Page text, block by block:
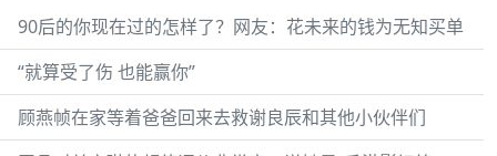
90后的你现在过的怎样了？网友：花未来的钱为无知买单
“就算受了伤 也能赢你”
顾燕帧在家等着爸爸回来去救谢良辰和其他小伙伴们